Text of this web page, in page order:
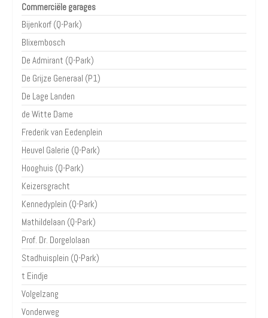
Commerciële garages
Bijenkorf (Q-Park)
Blixembosch
De Admirant (Q-Park)
De Grijze Generaal (P1)
De Lage Landen
de Witte Dame
Frederik van Eedenplein
Heuvel Galerie (Q-Park)
Hooghuis (Q-Park)
Keizersgracht
Kennedyplein (Q-Park)
Mathildelaan (Q-Park)
Prof. Dr. Dorgelolaan
Stadhuisplein (Q-Park)
t Eindje
Volgelzang
Vonderweg